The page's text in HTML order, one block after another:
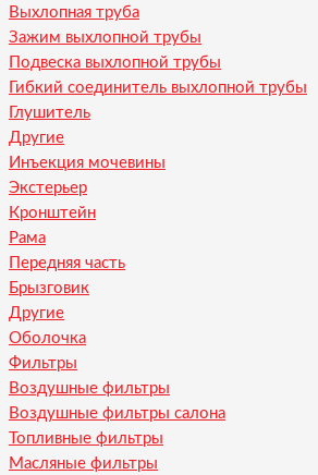
Выхлопная труба
Зажим выхлопной трубы
Подвеска выхлопной трубы
Гибкий соединитель выхлопной трубы
Глушитель
Другие
Инъекция мочевины
Экстерьер
Кронштейн
Рама
Передняя часть
Брызговик
Другие
Оболочка
Фильтры
Воздушные фильтры
Воздушные фильтры салона
Топливные фильтры
Масляные фильтры